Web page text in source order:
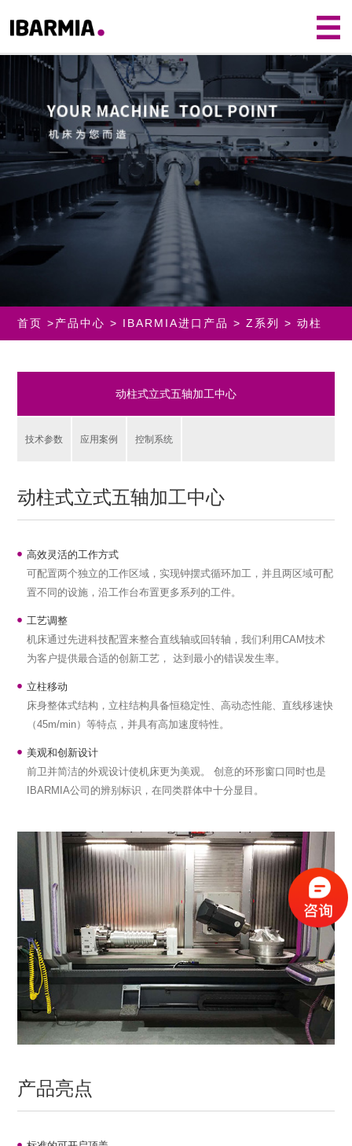
首页 >产品中心 > IBARMIA进口产品 >Z系列 > 动柱
动柱式立式五轴加工中心
技术参数 应用案例 控制系统
动柱式立式五轴加工中心
高效灵活的工作方式
可配置两个独立的工作区域，实现钟摆式循环加工，并且两区域可配
置不同的设施，沿工作台布置更多系列的工件。
工艺调整
机床通过先进科技配置来整合直线轴或回转轴，我们利用CAM技术
为客户提供最合适的创新工艺， 达到最小的错误发生率。
立柱移动
床身整体式结构，立柱结构具备恒稳定性、高动态性能、直线移速快
（45m/min）等特点，并具有高加速度特性。
美观和创新设计
前卫并简洁的外观设计使机床更为美观。 创意的环形窗口同时也是
IBARMIA公司的辨别标识，在同类群体中十分显目。
产品亮点